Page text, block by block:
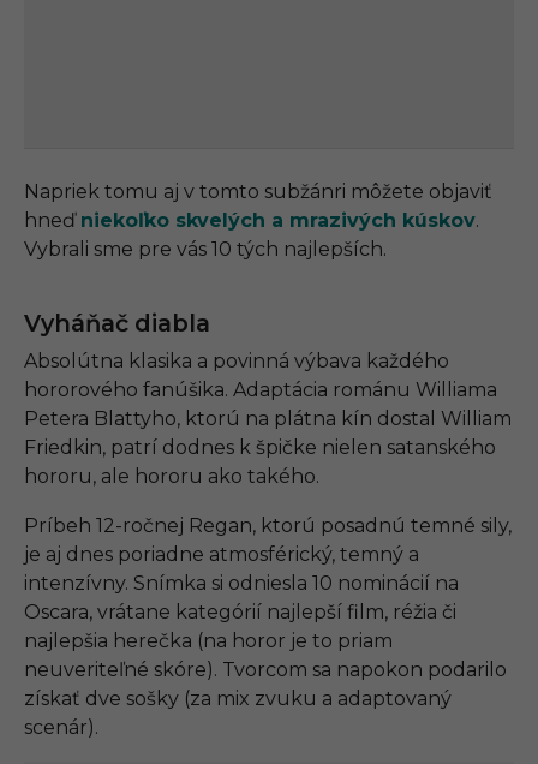
Napriek tomu aj v tomto subžánri môžete objaviť
hneď niekoľko skvelých a mrazivých kúskov.
Vybrali sme pre vás 10 tých najlepších.
Vyháňač diabla
Absolútna klasika a povinná výbava každého
hororového fanúšika. Adaptácia románu Williama
Petera Blattyho, ktorú na plátna kín dostal William
Friedkin, patrí dodnes k špičke nielen satanského
hororu, ale hororu ako takého.
Príbeh 12-ročnej Regan, ktorú posadnú temné sily,
je aj dnes poriadne atmosférický, temný a
intenzívny. Snímka si odniesla 10 nominácií na
Oscara, vrátane kategórií najlepší film, réžia či
najlepšia herečka (na horor je to priam
neuveriteľné skóre). Tvorcom sa napokon podarilo
získať dve sošky (za mix zvuku a adaptovaný
scenár).